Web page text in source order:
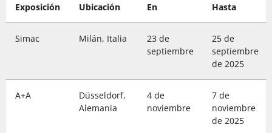
Exposición Ubicación En Hasta
Simac Milán, Italia
23 de
septiembre
25 de
septiembre
de 2025
A+A
Düsseldorf,
Alemania
4 de
noviembre
7 de
noviembre
de 2025